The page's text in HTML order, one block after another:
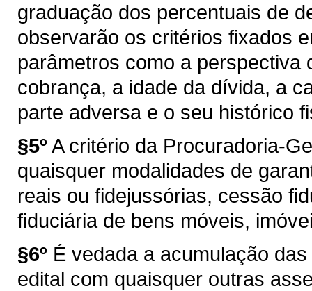
graduação dos percentuais de
observarão os critérios fixados
parâmetros como a perspectiva
cobrança, a idade da dívida, a
parte adversa e o seu histórico
§5º A critério da Procuradoria-
quaisquer modalidades de
reais ou fidejussórias, cessão
fiduciária de bens móveis,
§6º É vedada a acumulação
edital com quaisquer outras